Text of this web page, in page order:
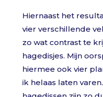
Hiernaast het
vier verschillende
zo wat contrast te
hagedisjes. Mijn
hiermee ook vier
ik helaas laten